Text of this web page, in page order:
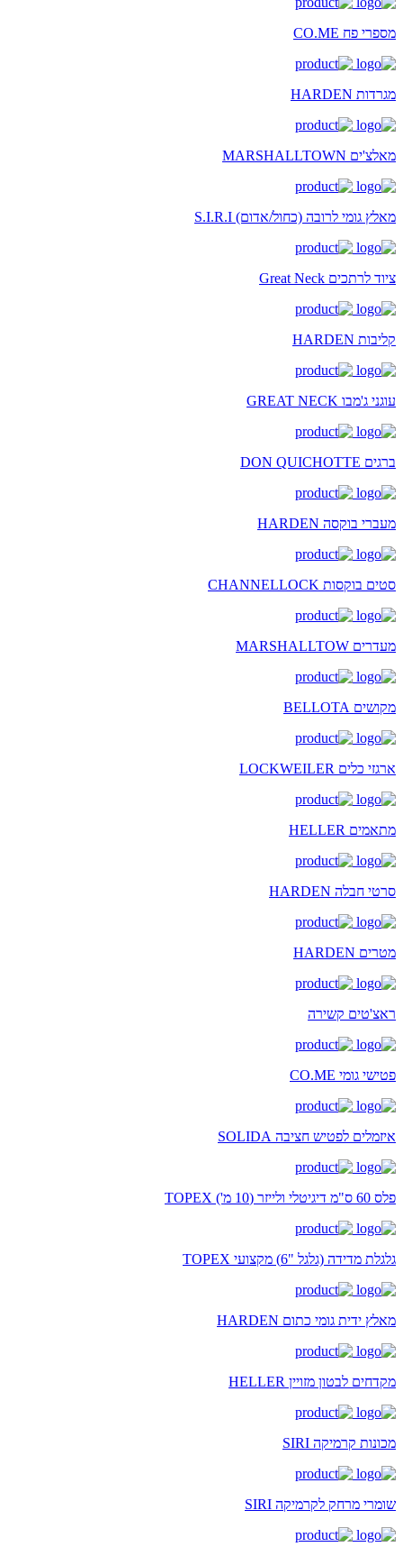
מספרי פח CO.ME
מגרדות HARDEN
מאלצ'ים MARSHALLTOWN
מאלץ גומי לרובה (כחול/אדום) S.I.R.I
ציוד לרתכים Great Neck
קליבות HARDEN
עוגני ג'מבו GREAT NECK
ברגים DON QUICHOTTE
מעברי בוקסה HARDEN
סטים בוקסות CHANNELLOCK
מעדרים MARSHALLTOW
מקושים BELLOTA
ארגזי כלים LOCKWEILER
מתאמים HELLER
סרטי חבלה HARDEN
מטרים HARDEN
ראצ'טים קשירה
פטישי גומי CO.ME
איזמלים לפטיש חציבה SOLIDA
פלס 60 ס"מ דיגיטלי ולייזר (10 מ') TOPEX
גלגלת מדידה (גלגל "6) מקצועי TOPEX
מאלץ ידית גומי כתום HARDEN
מקדחים לבטון מזויין HELLER
מכונות קרמיקה SIRI
שומרי מרחק לקרמיקה SIRI